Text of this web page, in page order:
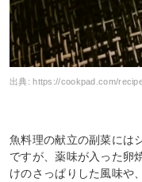
出典:https://cookpad.com/
魚料理の献立の副菜には
ですが、薬味が入った卵
けのさっぱりした風味や